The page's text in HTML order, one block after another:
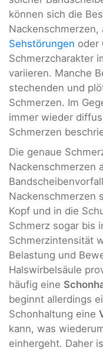
können sich die
Nackenschmerzen,
Sehstörungen oder
Schmerzcharakter
variieren. Manche
stechenden und
Schmerzen. Im
immer wieder
Schmerzen
Die genaue
Nackenschmerzen
Nackenschmerzen
Kopf und in die
Schmerz sogar bis
Schmerzintensität
Belastung und
Halswirbelsäule
häufig eine
beginnt allerdings
Schonhaltung eine
kann, was
einhergeht. Daher